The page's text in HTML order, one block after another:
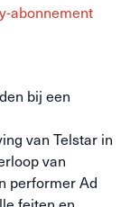
bij een
van Telstar in
van
performer Ad
abonnement